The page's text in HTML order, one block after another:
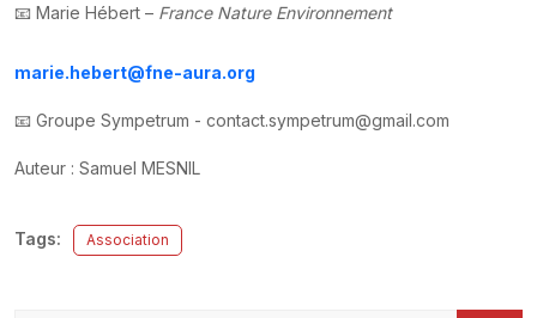
📧 Marie Hébert – France Nature Environnement
marie.hebert@fne-aura.org
📧 Groupe Sympetrum - contact.sympetrum@gmail.com
Auteur : Samuel MESNIL
Tags: Association